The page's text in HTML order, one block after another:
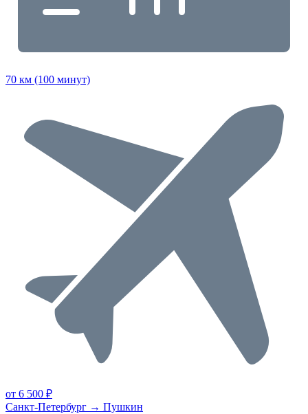
70 км (100 минут)
от 6 500 ₽
Санкт-Петербург → Пушкин